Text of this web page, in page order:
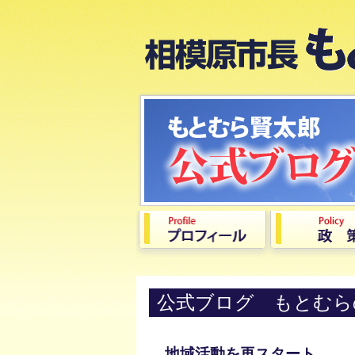
公式ブログ もとむら